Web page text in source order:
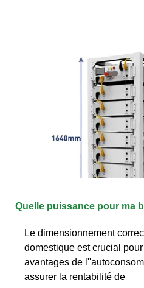
Quelle puissance pour ma
Le dimensionnement
domestique est crucial
avantages de
assurer la rentabilité de